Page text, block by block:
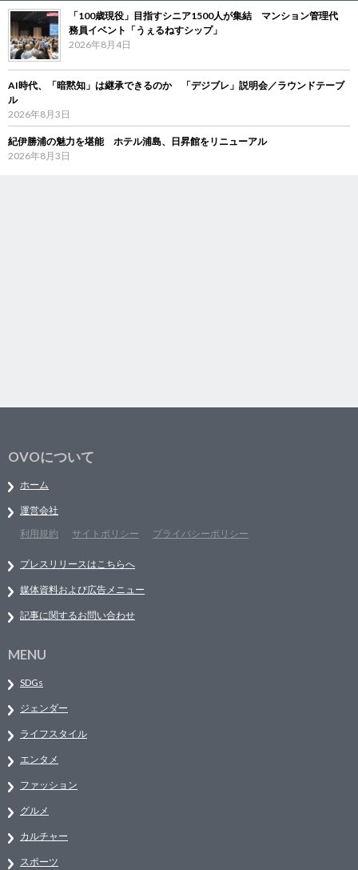
「100歳現役」目指すシニア1500人が集結 マンション管理代
務員イベント「うぇるねすシップ」
2026年8月4日
AI時代、「暗黙知」は継承できるのか 「デジブレ」説明会／ラウンドテーブ
ル
2026年8月3日
紀伊勝浦の魅力を堪能 ホテル浦島、日昇館をリニューアル
2026年8月3日
OVOについて
ホーム
運営会社
利用規約
サイトポリシー プライバシーポリシー
プレスリリースはこちらへ
媒体資料および広告メニュー
記事に関するお問い合わせ
MENU
SDGs
ジェンダー
ライフスタイル
エンタメ
ファッション
グルメ
カルチャー
スポーツ